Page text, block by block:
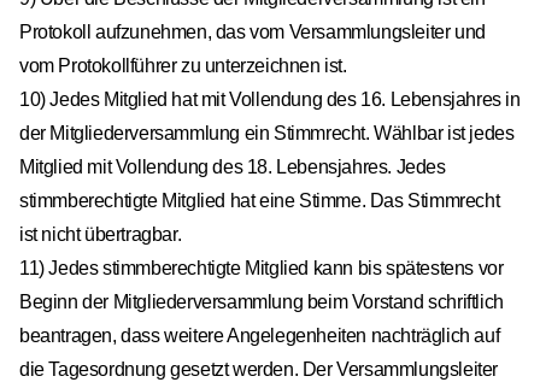
Protokoll aufzunehmen, das vom Versammlungsleiter und
vom Protokollführer zu unterzeichnen ist.
10) Jedes Mitglied hat mit Vollendung des 16. Lebensjahres in
der Mitgliederversammlung ein Stimmrecht. Wählbar ist jedes
Mitglied mit Vollendung des 18. Lebensjahres. Jedes
stimmberechtigte Mitglied hat eine Stimme. Das Stimmrecht
ist nicht übertragbar.
11) Jedes stimmberechtigte Mitglied kann bis spätestens vor
Beginn der Mitgliederversammlung beim Vorstand schriftlich
beantragen, dass weitere Angelegenheiten nachträglich auf
die Tagesordnung gesetzt werden. Der Versammlungsleiter